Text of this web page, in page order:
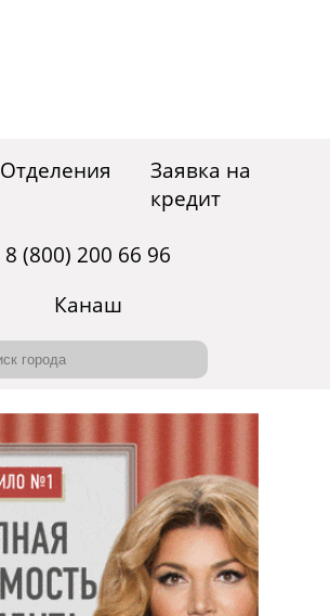
Отделения
Заявка на
кредит
8 (800) 200 66 96
Канаш